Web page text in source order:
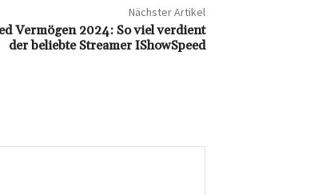
Nächster Artikel
Vermögen 2024: So viel verdient
der beliebte Streamer IShowSpeed